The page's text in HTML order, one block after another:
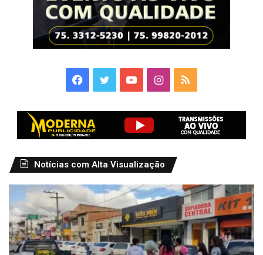
Facebook
TwitterYouTubeInstagram
RSS
Notícias com Alta Visualização